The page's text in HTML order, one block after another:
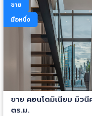
ขาย
มือหนึ่ง
ขาย คอนโดมิเนียม มิว
ตร.ม.